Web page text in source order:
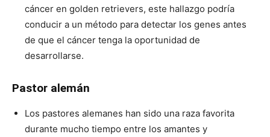
cáncer en golden retrievers, este hallazgo podría
conducir a un método para detectar los genes antes
de que el cáncer tenga la oportunidad de
desarrollarse.
Pastor alemán
Los pastores alemanes han sido una raza favorita
durante mucho tiempo entre los amantes y